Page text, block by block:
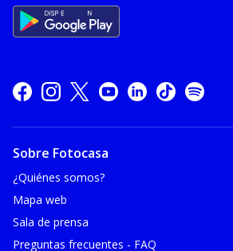
Sobre Fotocasa
¿Quiénes somos?
Mapa web
Sala de prensa
Preguntas frecuentes - FAQ